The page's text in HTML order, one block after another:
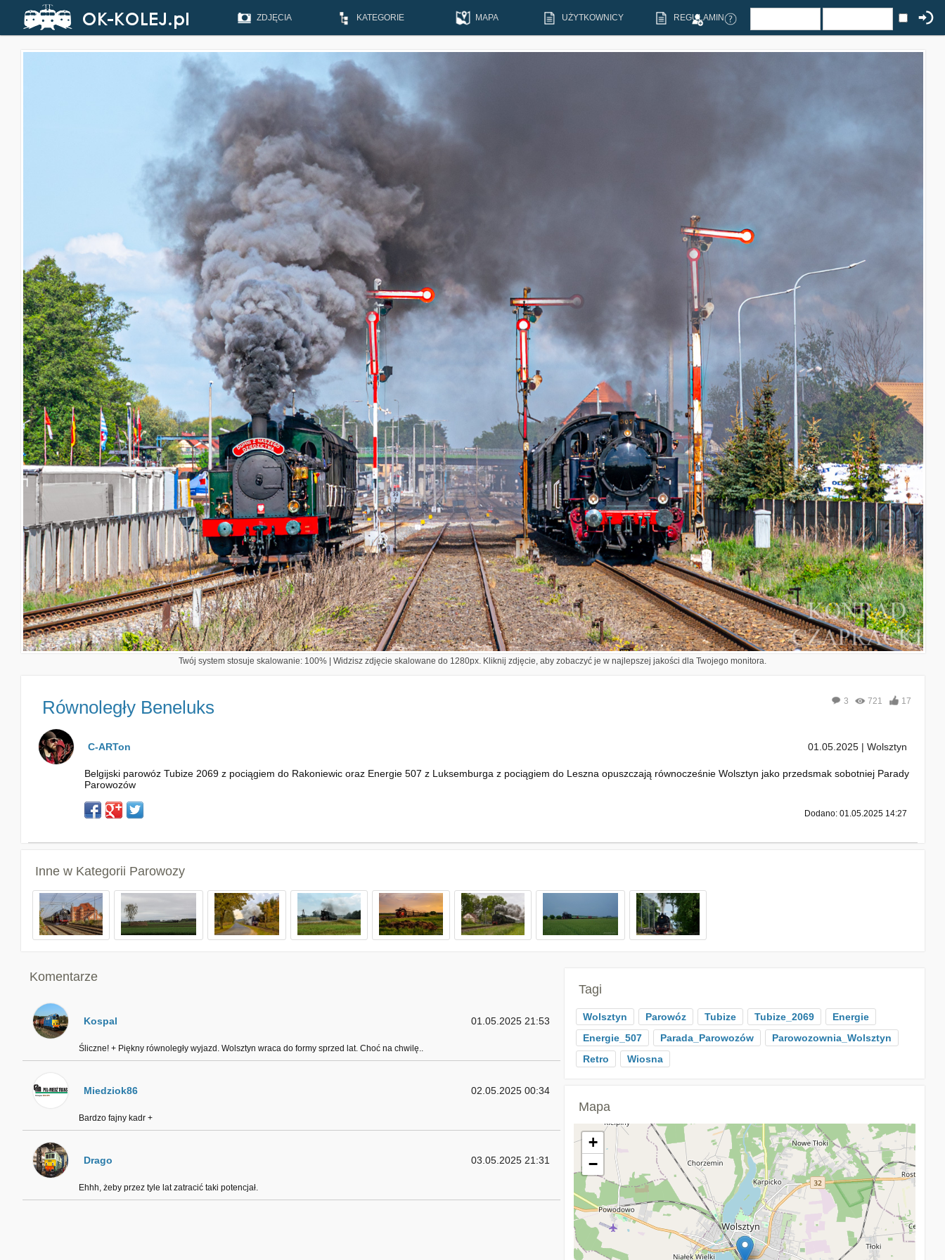
ZDJĘCIA KATEGORIE MAPA UŻYTKOWNICY REGULAMIN
Twój system stosuje skalowanie: 100% | Widzisz zdjęcie skalowane do 1280px. Kliknij zdjęcie, aby zobaczyć je w najlepszej jakości dla Twojego monitora.
Równoległy Beneluks 3 721 17
C-ARTon 01.05.2025 | Wolsztyn
Belgijski parowóz Tubize 2069 z pociągiem do Rakoniewic oraz Energie 507 z Luksemburga z pociągiem do Leszna opuszczają równocześnie Wolsztyn jako przedsmak sobotniej Parady
Parowozów
Dodano: 01.05.2025 14:27
Inne w Kategorii Parowozy
Komentarze
Kospal 01.05.2025 21:53
Śliczne! + Piękny równoległy wyjazd. Wolsztyn wraca do formy sprzed lat. Choć na chwilę..
Miedziok86 02.05.2025 00:34
Bardzo fajny kadr +
Drago 03.05.2025 21:31
Ehhh, żeby przez tyle lat zatracić taki potencjał.
Tagi
Wolsztyn Parowóz Tubize Tubize_2069
Energie
Energie_507
Parada_Parowozów
Parowozownia_Wolsztyn
Retro
Wiosna
Mapa
+
−